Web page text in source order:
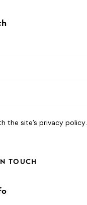
the site’sprivacy policy.